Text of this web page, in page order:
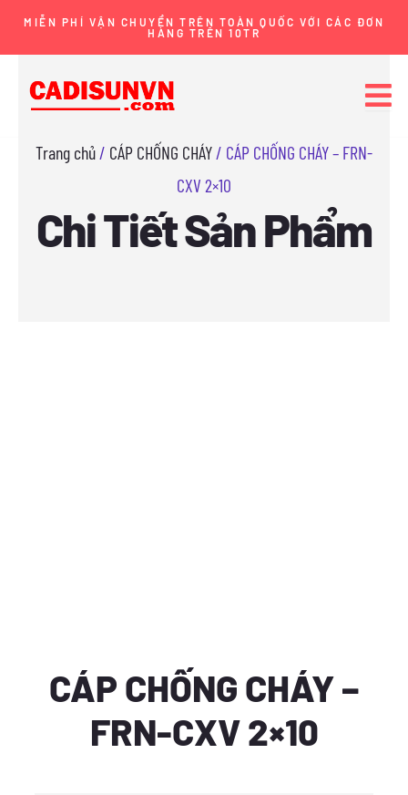
Nhảy
MIỄN PHÍ VẬN CHUYỂN TRÊN TOÀN QUỐC VỚI CÁC ĐƠN
HÀNG TRÊN 10TR
Trang chủ / CÁP CHỐNG CHÁY / CÁP CHỐNG CHÁY – FRN-
CXV 2×10
Chi Tiết Sản Phẩm
CÁP CHỐNG CHÁY –
FRN-CXV 2×10